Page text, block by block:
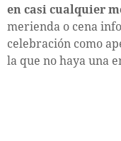
en casi cualquier
merienda o cena
celebración como
la que no haya una